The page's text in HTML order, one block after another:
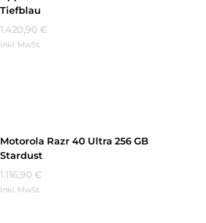
Tiefblau
1.420,90 €
inkl. MwSt.
Motorola Razr 40 Ultra 256 GB
Stardust
1.116,90 €
inkl. MwSt.